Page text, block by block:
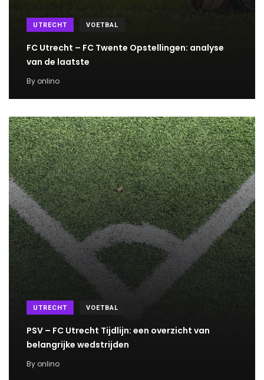
UTRECHT VOETBAL
FC Utrecht – FC Twente Opstellingen: analyse
van de laatste
By onlino
UTRECHT VOETBAL
PSV – FC Utrecht Tijdlijn: een overzicht van
belangrijke wedstrijden
By onlino